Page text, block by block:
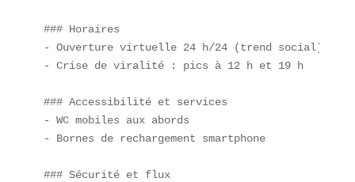
### Horaires
- Ouverture virtuelle 24 h/24 (trend social)
- Crise de viralité : pics à 12 h et 19 h
### Accessibilité et services
- WC mobiles aux abords
- Bornes de rechargement smartphone
### Sécurité et flux